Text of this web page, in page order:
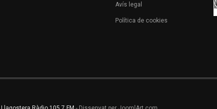
Avís legal
Política de cookies